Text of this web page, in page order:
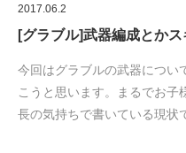
2017.06.2
[グラブル]武器編成とか
今回はグラブルの武器につい
こうと思います。まるでお子
長の気持ちで書いている現状